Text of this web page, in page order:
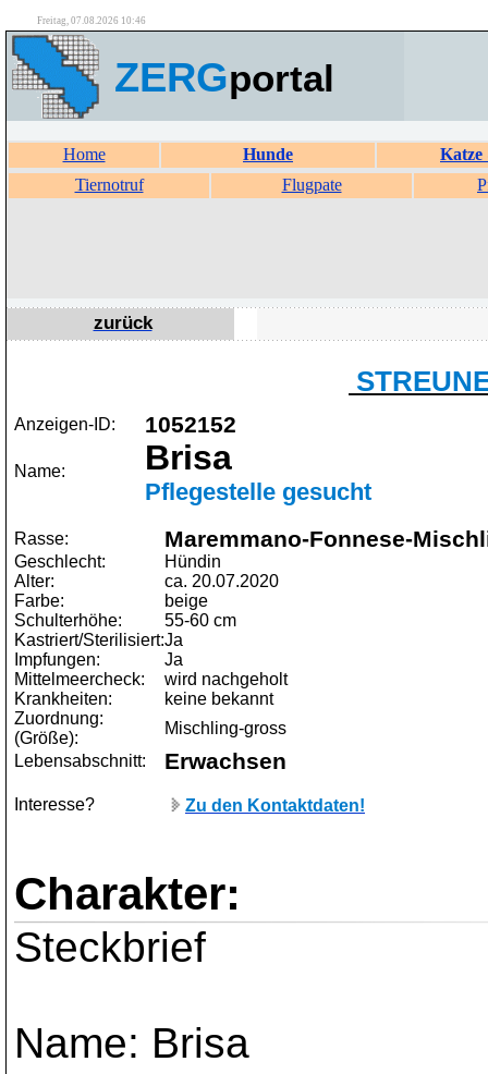
Freitag, 07.08.2026 10:46
ZERGportal
Home Hunde
Katze
Tiernotruf
Flugpate
zurück
Anzeigen-ID: 1052152
Name: Brisa
Pflegestelle gesucht
Rasse: Maremmano-Fonnese-
Geschlecht:
Hündin
Alter:
ca. 20.07.2020
Farbe:
beige
Schulterhöhe:
55-60 cm
Kastriert/Sterilisiert:Ja
Impfungen:
Ja
Mittelmeercheck:
wird nachgeholt
Krankheiten:
keine bekannt
Zuordnung:
(Größe):
Mischling-gross
Lebensabschnitt:
Erwachsen
Interesse? Zu den Kontaktdaten!
Charakter:
Steckbrief
Name: Brisa